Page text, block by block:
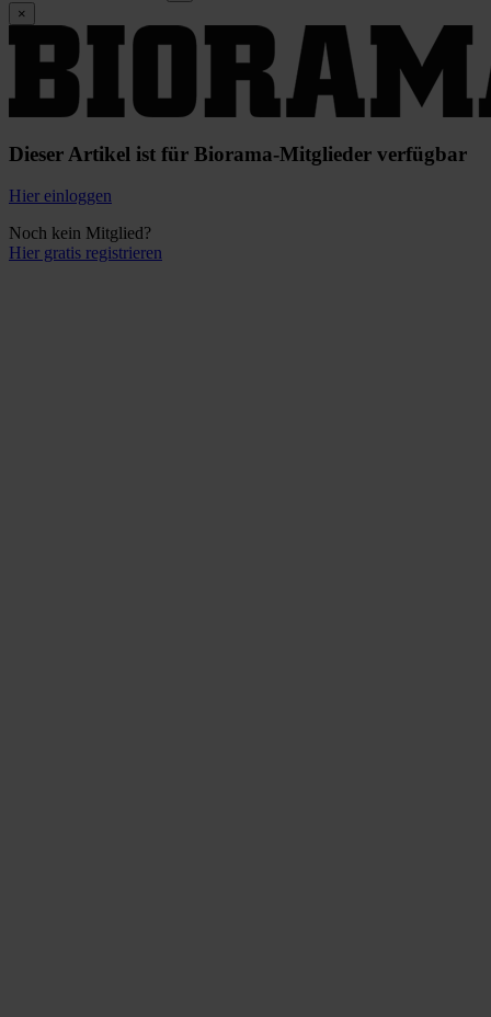
×
Dieser Artikel ist für Biorama-Mitglieder verfügbar
Hier einloggen
Noch kein Mitglied?
Hier gratis registrieren